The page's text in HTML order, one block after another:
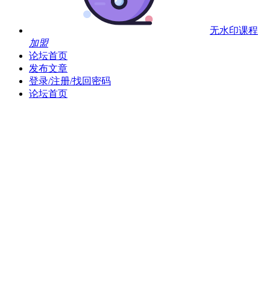
无水印课程
加盟
论坛首页
发布文章
登录/注册/找回密码
论坛首页